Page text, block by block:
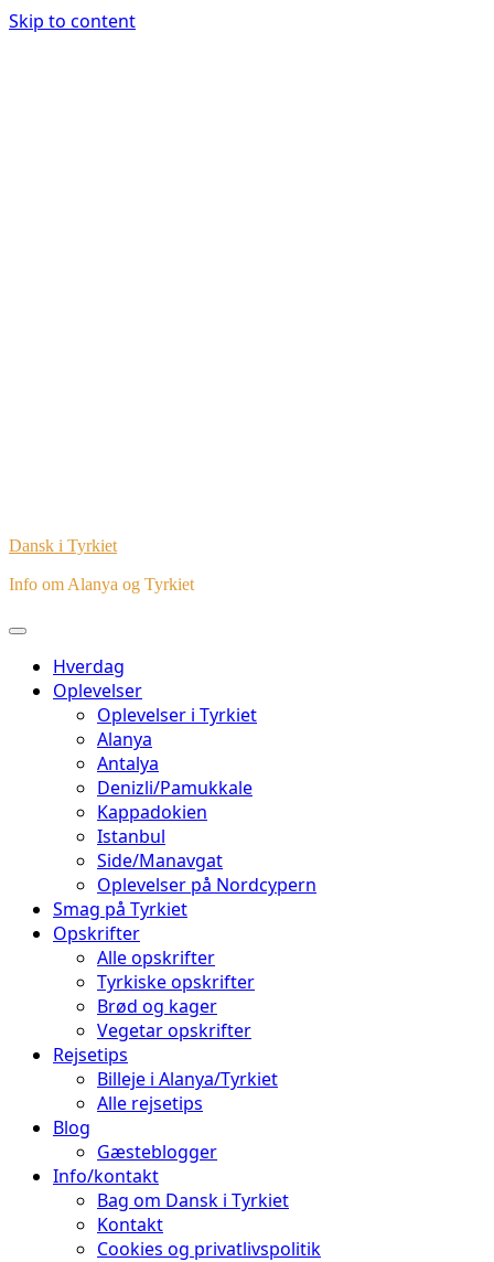
Skip to content
Dansk i Tyrkiet
Info om Alanya og Tyrkiet
Hverdag
Oplevelser
Oplevelser i Tyrkiet
Alanya
Antalya
Denizli/Pamukkale
Kappadokien
Istanbul
Side/Manavgat
Oplevelser på Nordcypern
Smag på Tyrkiet
Opskrifter
Alle opskrifter
Tyrkiske opskrifter
Brød og kager
Vegetar opskrifter
Rejsetips
Billeje i Alanya/Tyrkiet
Alle rejsetips
Blog
Gæsteblogger
Info/kontakt
Bag om Dansk i Tyrkiet
Kontakt
Cookies og privatlivspolitik